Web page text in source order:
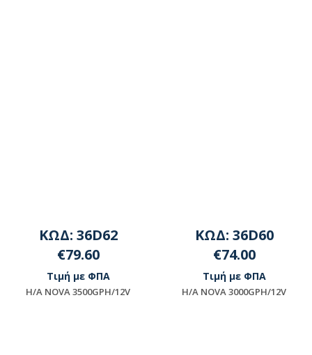
ΚΩΔ: 36D62
€79.60
Τιμή με ΦΠΑ
H/A NOVA 3500GPH/12V
ΚΩΔ: 36D60
€74.00
Τιμή με ΦΠΑ
H/A NOVA 3000GPH/12V